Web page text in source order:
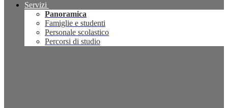
Servizi
Panoramica
Famiglie e studenti
Personale scolastico
Percorsi di studio